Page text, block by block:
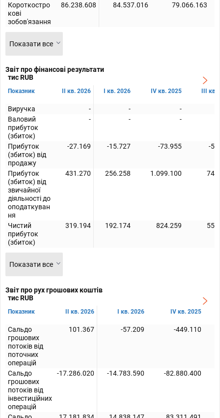
Короткостро
кові
зобов'язання
86.238.608 84.537.016 79.066.163
Показати все
Звіт про фінансові результати
тис RUB
Показник II кв. 2026 I кв. 2026 IV кв. 2025 III кв.
Виручка - -
-
Валовий
прибуток
(збиток)
- - -
Прибуток
(збиток) від
продажу
-27.169 -15.727 -73.955 -
Прибуток
(збиток) від
звичайної
діяльності до
оподаткуван
ня
431.270 256.258 1.099.100
Чистий
прибуток
(збиток)
319.194 192.174 824.259
Показати все
Звіт про рух грошових коштів
тис RUB
Показник II кв. 2026 I кв. 2026 IV кв. 2025
Сальдо
грошових
потоків від
поточних
операцій
101.367 -57.209 -449.110
Сальдо
грошових
потоків від
інвестиційних
операцій
-17.286.020 -14.783.590 -82.880.400